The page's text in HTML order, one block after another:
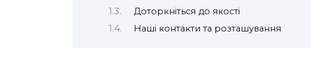
Доторкніться до якості
Наші контакти та розташування